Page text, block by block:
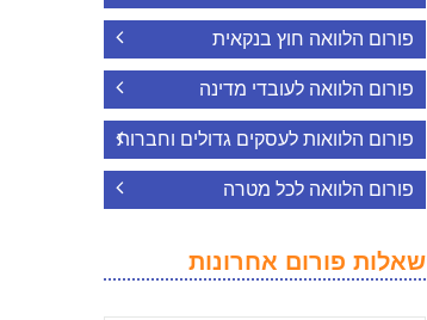
פורום הלוואה חוץ בנקאית
פורום הלוואה לעובדי מדינה
פורום הלוואות לעסקים גדולים וחברות
פורום הלוואה לכל מטרה
שאלות פורום אחרונות